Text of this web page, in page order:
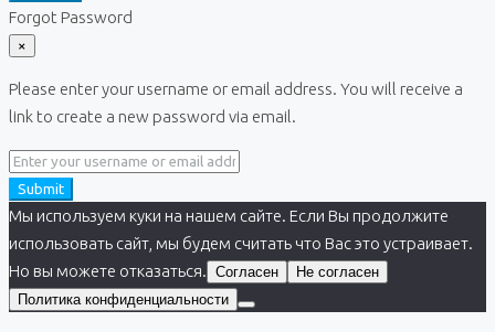
Forgot Password
×
Please enter your username or email address. You will receive a
link to create a new password via email.
Submit
Мы используем куки на нашем сайте. Если Вы продолжите
использовать сайт, мы будем считать что Вас это устраивает.
Но вы можете отказаться. Согласен
Не согласен
Политика конфиденциальности